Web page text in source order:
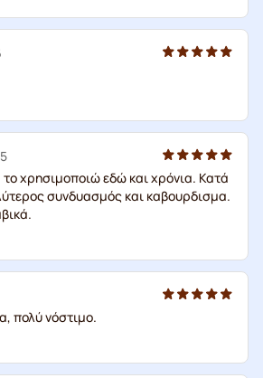
το χρησιμοποιώ εδώ και χρόνια. Κατά
συνδυασμός και καβουρδισμα.
πολύ νόστιμο.